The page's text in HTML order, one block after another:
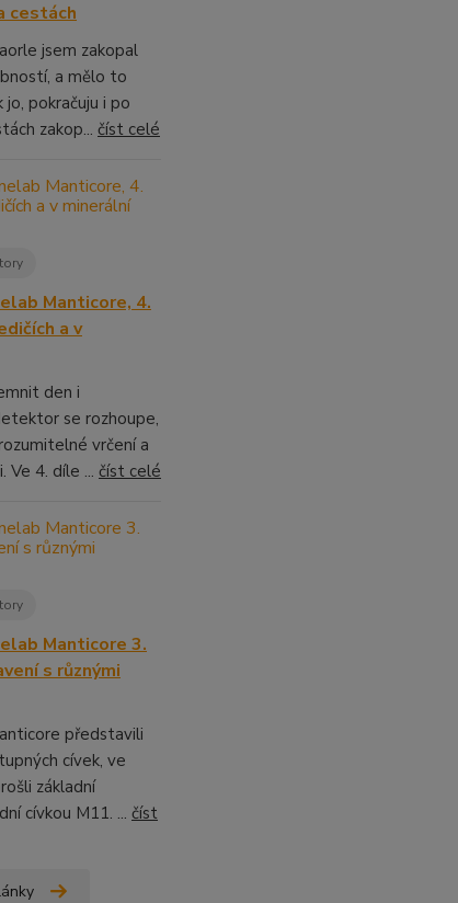
cestách
jsem zakopal
a mělo to
pokračuju i po
zakop... číst celé
Manticore, 4.
a v
den i
se rozhoupe,
vrčení a
Ve 4. díle ... číst celé
Manticore 3.
s různými
představili
cívek, ve
základní
cívkou M11. ... číst